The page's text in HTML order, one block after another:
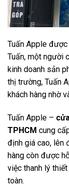
Tuấn Apple
Tuấn, một người
kinh doanh sản
thị trường, Tuấn
khách hàng nhờ
Tuấn Apple –
TPHCM cung
định giá cao, lên
hàng còn được
việc thanh lý
toàn.